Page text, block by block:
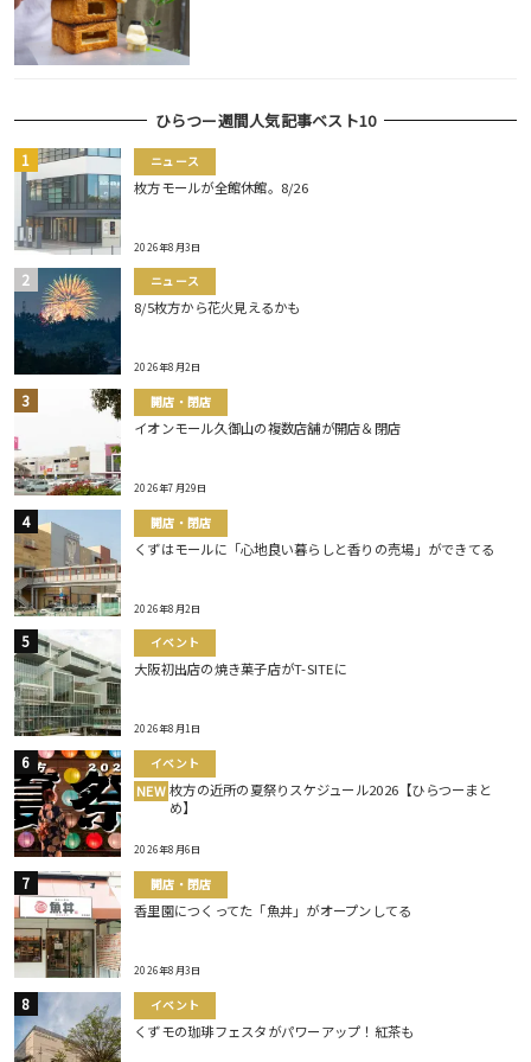
ひらつー週間人気記事ベスト10
ニュース
枚方モールが全館休館。8/26
2026年8月3日
ニュース
8/5枚方から花火見えるかも
2026年8月2日
開店・閉店
イオンモール久御山の複数店舗が開店＆閉店
2026年7月29日
開店・閉店
くずはモールに「心地良い暮らしと香りの売場」ができてる
2026年8月2日
イベント
大阪初出店の焼き菓子店がT-SITEに
2026年8月1日
イベント
NEW 枚方の近所の夏祭りスケジュール2026【ひらつーまと
め】
2026年8月6日
開店・閉店
香里園につくってた「魚丼」がオープンしてる
2026年8月3日
イベント
くずモの珈琲フェスタがパワーアップ！紅茶も